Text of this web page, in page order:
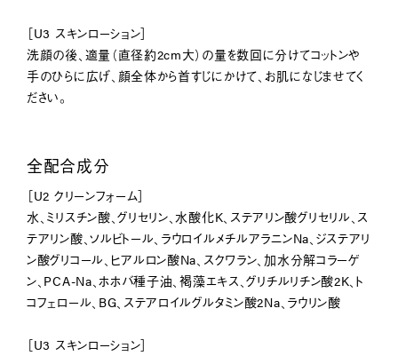
［U3 スキンローション］
洗顔の後、適量（直径約2cm大）の量を数回に分けてコットンや
手のひらに広げ、顔全体から首すじにかけて、お肌になじませてく
ださい。
全配合成分
［U2 クリーンフォーム］
水、ミリスチン酸、グリセリン、水酸化K、ステアリン酸グリセリル、ス
テアリン酸、ソルビトール、ラウロイルメチルアラニンNa、ジステアリ
ン酸グリコール、ヒアルロン酸Na、スクワラン、加水分解コラーゲ
ン、PCA-Na、ホホバ種子油、褐藻エキス、グリチルリチン酸2K、ト
コフェロール、BG、ステアロイルグルタミン酸2Na、ラウリン酸
［U3 スキンローション］